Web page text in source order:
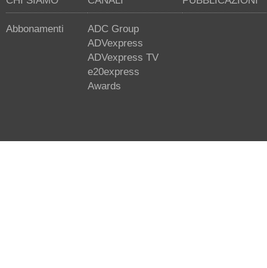
Abbonamenti
ADC Group
ADVexpress
ADVexpress TV
e20express
Awards